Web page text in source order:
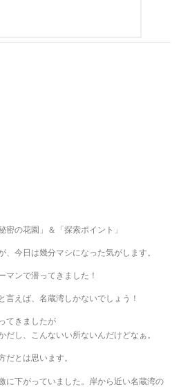
の花園」＆「探索ポイント」
今日は幾分マシになった気がします。
マンで潜ってきました！
言えば、名蔵湾しかないでしょう！
てきましたが
だし、こんないい所ないんだけどなぁ。
だとは思います。
に下がっていました。岸から近い名蔵湾の